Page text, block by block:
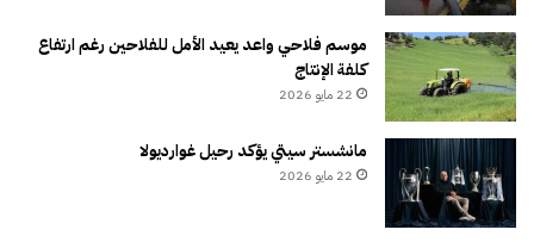
موسم فلاحي واعد يعيد الأمل للفلاحين رغم ارتفاع
كلفة الإنتاج
22 مايو 2026
مانشستر سيتي يؤكد رحيل غوارديولا
22 مايو 2026